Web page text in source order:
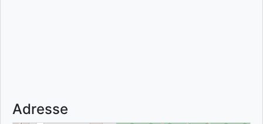
Adresse